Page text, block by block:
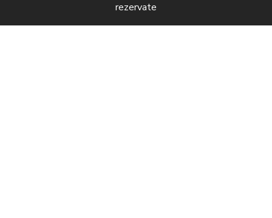
rezervate